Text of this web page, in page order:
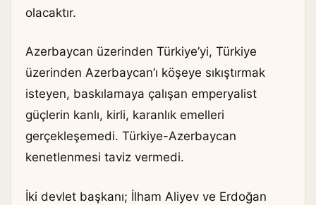
olacaktır.
Azerbaycan üzerinden Türkiye’yi, Türkiye
üzerinden Azerbaycan’ı köşeye sıkıştırmak
isteyen, baskılamaya çalışan emperyalist
güçlerin kanlı, kirli, karanlık emelleri
gerçekleşemedi. Türkiye-Azerbaycan
kenetlenmesi taviz vermedi.
İki devlet başkanı; İlham Aliyev ve Erdoğan